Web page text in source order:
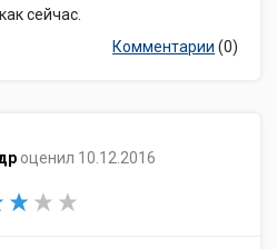
сейчас.
Комментарии (0)
оценил 10.12.2016